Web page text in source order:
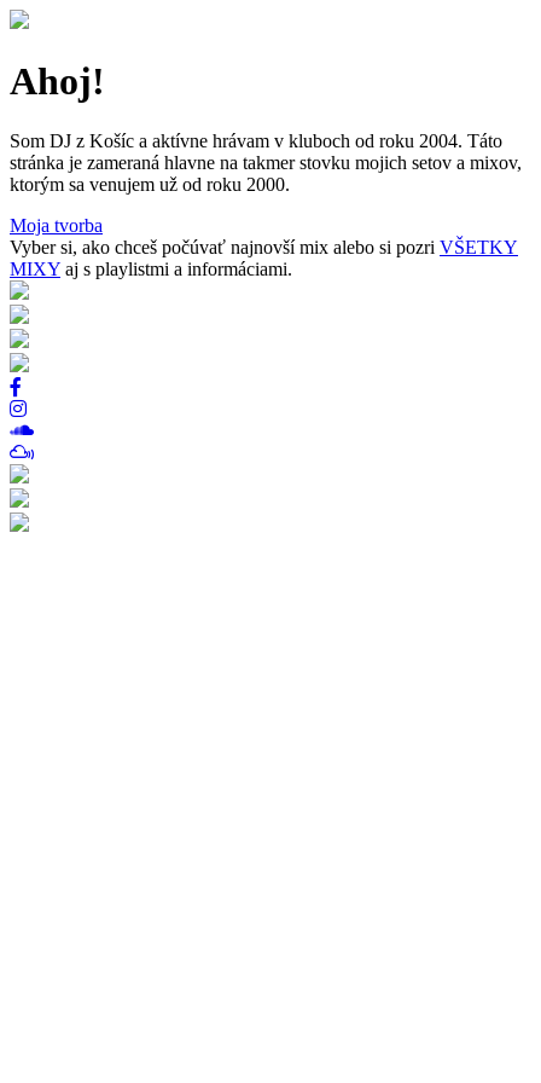
Ahoj!
Som DJ z Košíc a aktívne hrávam v kluboch od roku 2004. Táto
stránka je zameraná hlavne na takmer stovku mojich setov a mixov,
ktorým sa venujem už od roku 2000.
Moja tvorba
Vyber si, ako chceš počúvať najnovší mix alebo si pozri VŠETKY
MIXY aj s playlistmi a informáciami.